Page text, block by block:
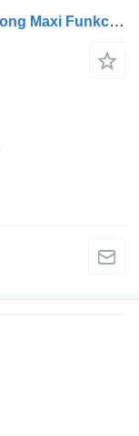
Volkswagen Crafter L3H2 Chłodnia Long Maxi Funkcja Grzania + 230V Salon PL